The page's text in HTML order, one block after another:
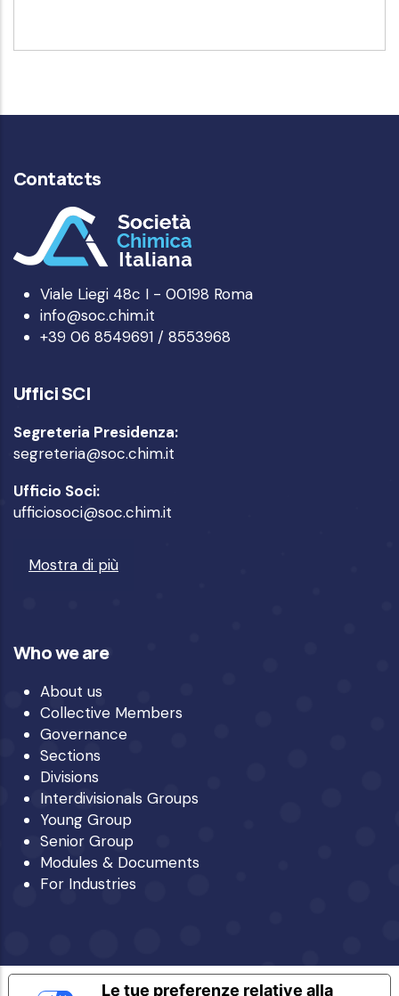
Contatcts
Viale Liegi 48c I - 00198 Roma
info@soc.chim.it
+39 06 8549691 / 8553968
Uffici SCI
Segreteria Presidenza:
segreteria@soc.chim.it
Ufficio Soci:
ufficiosoci@soc.chim.it
Mostra di più
Who we are
About us
Collective Members
Governance
Sections
Divisions
Interdivisionals Groups
Young Group
Senior Group
Modules & Documents
For Industries
Le tue preferenze relative alla